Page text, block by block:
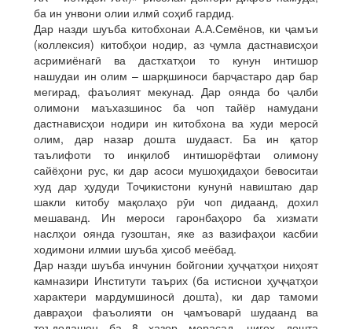
ба ин унвони олии илмӣ соҳиб гардид.
Дар назди шуъба китобхонаи А.А.Семёнов, ки ҷамъи
(коллексия) китобҳои нодир, аз ҷумла дастнависҳои
асримиёнагӣ ва дастхатҳои то кунун интишор
нашудаи ин олим – шарқшиноси барҷастаро дар бар
мегирад, фаъолият мекунад. Дар оянда бо ҷалби
олимони маъхазшинос ба чоп тайёр намудани
дастнависҳои нодири ин китобхона ва худи меросӣ
олим, дар назар дошта шудааст. Ба ин қатор
таълифоти то инқилоб интишорёфтаи олимону
сайёҳони рус, ки дар асоси мушоҳидаҳои бевоситаи
худ дар ҳудуди Тоҷикистони кунунӣ навиштаю дар
шакли китобу мақолаҳо рӯи чоп дидаанд, дохил
мешаванд. Ин мероси гаронбаҳоро ба хизмати
наслҳои оянда гузоштан, яке аз вазифаҳои касбии
ходимони илмии шуъба ҳисоб меёбад.
Дар назди шуъба инчунин бойгонии ҳуҷҷатҳои ниҳоят
камназири Институти таърих (ба истиснои ҳуҷҷатҳои
характери мардумшиносӣ дошта), ки дар тамоми
давраҳои фаъолияти он ҷамъоварӣ шудаанд ва